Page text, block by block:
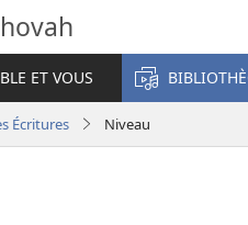
ET VOUS
Écritures Niveau